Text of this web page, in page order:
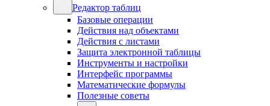
Редактор таблиц
Базовые операции
Действия над объектами
Действия с листами
Защита электронной таблицы
Инструменты и настройки
Интерфейс программы
Математические формулы
Полезные советы